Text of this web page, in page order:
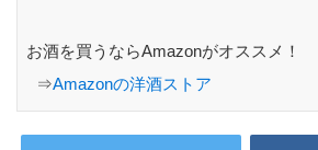
お酒を買うならAmazonがオススメ！
⇒Amazonの洋酒ストア